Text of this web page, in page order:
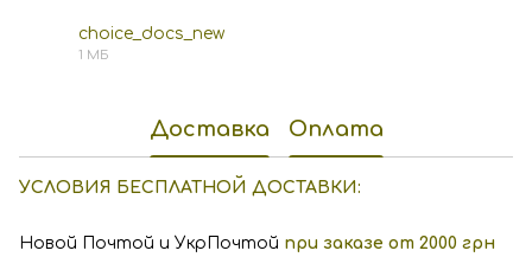
choice_docs_new
1 МБ
Доставка Оплата
УСЛОВИЯ БЕСПЛАТНОЙ ДОСТАВКИ:
Новой Почтой и УкрПочтой при заказе от 2000 грн